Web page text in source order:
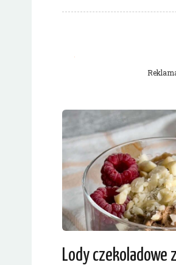
Lody czekoladowe